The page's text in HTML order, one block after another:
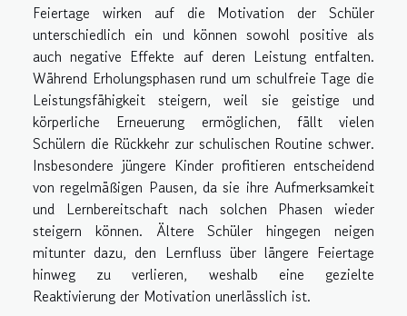
Feiertage wirken auf die Motivation der Schüler
unterschiedlich ein und können sowohl positive als
auch negative Effekte auf deren Leistung entfalten.
Während Erholungsphasen rund um schulfreie Tage die
Leistungsfähigkeit steigern, weil sie geistige und
körperliche Erneuerung ermöglichen, fällt vielen
Schülern die Rückkehr zur schulischen Routine schwer.
Insbesondere jüngere Kinder profitieren entscheidend
von regelmäßigen Pausen, da sie ihre Aufmerksamkeit
und Lernbereitschaft nach solchen Phasen wieder
steigern können. Ältere Schüler hingegen neigen
mitunter dazu, den Lernfluss über längere Feiertage
hinweg zu verlieren, weshalb eine gezielte
Reaktivierung der Motivation unerlässlich ist.